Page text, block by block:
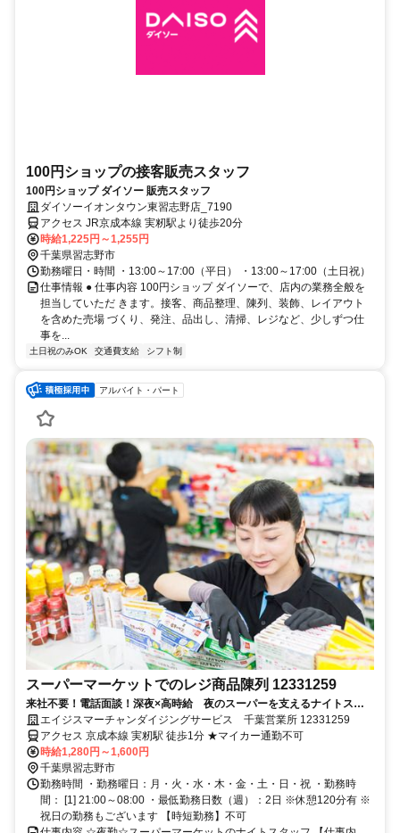
100円ショップの接客販売スタッフ
100円ショップ ダイソー 販売スタッフ
ダイソーイオンタウン東習志野店_7190
アクセス JR京成本線 実籾駅より徒歩20分
時給1,225円～1,255円
千葉県習志野市
勤務曜日・時間 ・13:00～17:00（平日） ・13:00～17:00（土日祝）
仕事情報 ● 仕事内容 100円ショップ ダイソーで、店内の業務全般を
担当していただ きます。接客、商品整理、陳列、装飾、レイアウト
を含めた売場 づくり、発注、品出し、清掃、レジなど、少しずつ仕
事を...
土日祝のみOK 交通費支給 シフト制
アルバイト・パート
スーパーマーケットでのレジ商品陳列 12331259
来社不要！電話面談！深夜×高時給 夜のスーパーを支えるナイトスタ
ッフエイジスマーチャンダイジングサービス 千葉営業所 12331259
アクセス 京成本線 実籾駅 徒歩1分 ★マイカー通勤不可
時給1,280円～1,600円
千葉県習志野市
勤務時間 ・勤務曜日：月・火・水・木・金・土・日・祝 ・勤務時
間： [1] 21:00～08:00 ・最低勤務日数（週）：2日 ※休憩120分有 ※
祝日の勤務もございます 【時短勤務】不可